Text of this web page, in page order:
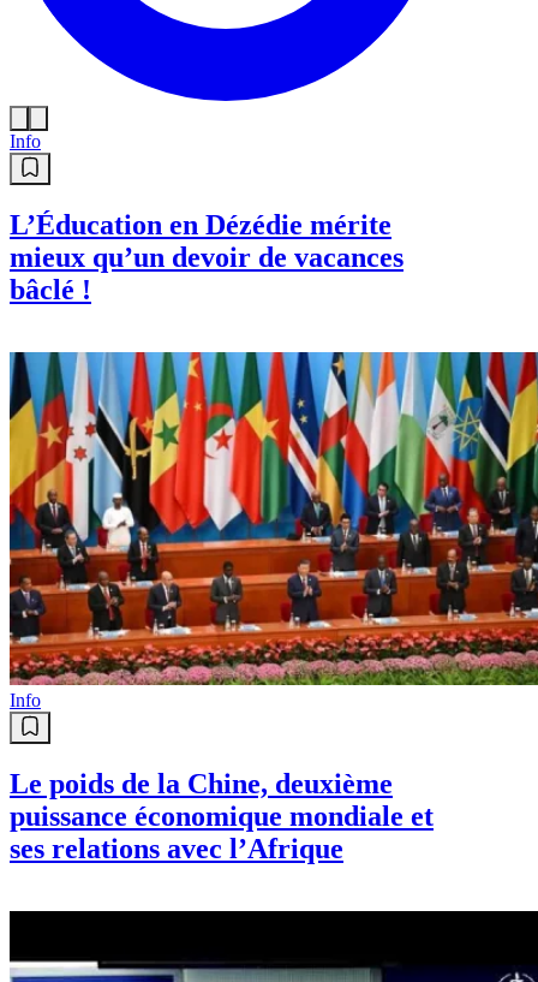
Info
L’Éducation en Dézédie mérite
mieux qu’un devoir de vacances
bâclé !
Info
Le poids de la Chine, deuxième
puissance économique mondiale et
ses relations avec l’Afrique